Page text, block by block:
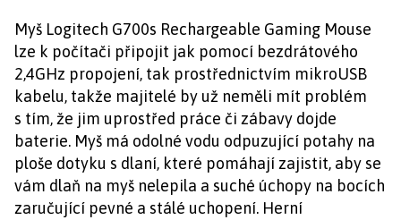
Myš Logitech G700s Rechargeable Gaming Mouse
lze k počítači připojit jak pomocí bezdrátového
2,4GHz propojení, tak prostřednictvím mikroUSB
kabelu, takže majitelé by už neměli mít problém
s tím, že jim uprostřed práce či zábavy dojde
baterie. Myš má odolné vodu odpuzující potahy na
ploše dotyku s dlaní, které pomáhají zajistit, aby se
vám dlaň na myš nelepila a suché úchopy na bocích
zaručující pevné a stálé uchopení. Herní